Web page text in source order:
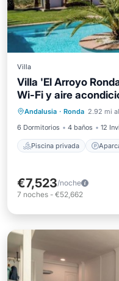
Villa
Villa 'El Arroyo
Wi-Fi y aire
Andalusia · Ronda 2.92 mi
6 Dormitorios
4 baños 12
Piscina privada
Piscina privada
Piscina
€7,523/noche
7 noches - €52,662